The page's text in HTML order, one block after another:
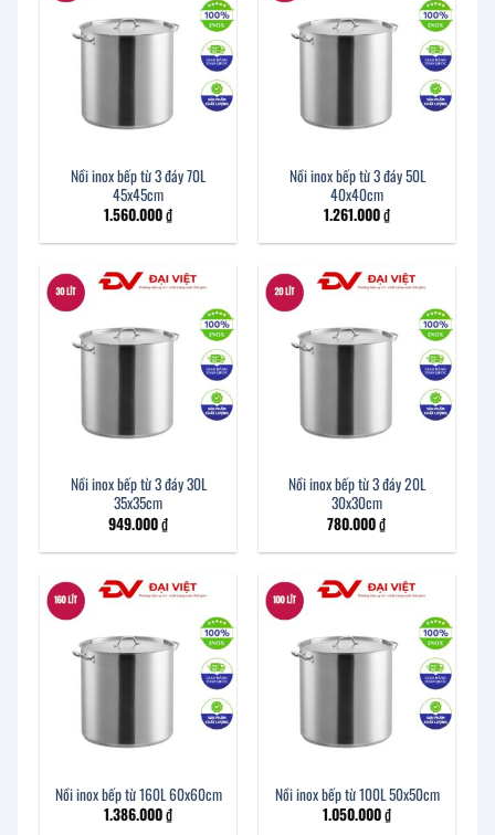
Nồi inox bếp từ 3 đáy 70L
45x45cm
1.560.000₫
Nồi inox bếp từ 3 đáy 50L
40x40cm
1.261.000₫
Nồi inox bếp từ 3 đáy 30L
35x35cm
949.000₫
Nồi inox bếp từ 3 đáy 20L
30x30cm
780.000₫
Nồi inox bếp từ 160L 60x60cm
1.386.000₫
Nồi inox bếp từ 100L 50x50cm
1.050.000₫